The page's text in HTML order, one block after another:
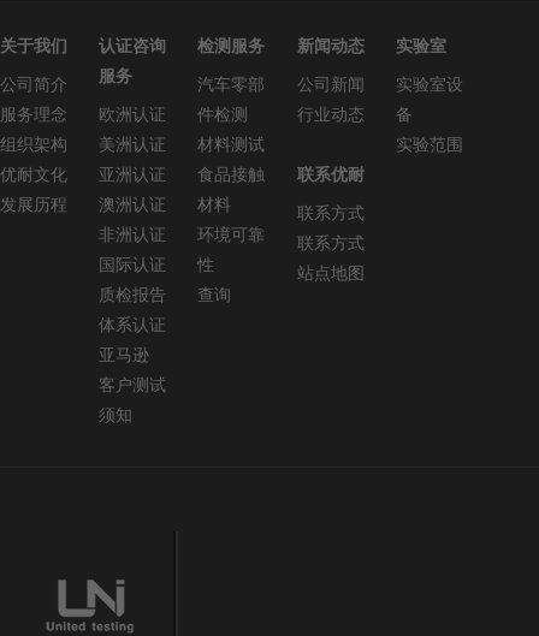
关于我们
公司简介
服务理念
组织架构
优耐文化
发展历程
认证咨询
服务
欧洲认证
美洲认证
亚洲认证
澳洲认证
非洲认证
国际认证
质检报告
体系认证
亚马逊
客户测试
须知
检测服务
汽车零部
件检测
材料测试
食品接触
材料
环境可靠
性
查询
新闻动态
公司新闻
行业动态
实验室
实验室设
备
实验范围
联系优耐
联系方式
联系方式
站点地图